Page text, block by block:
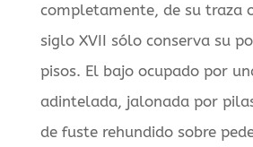
completamente, de su traza
siglo XVII sólo conserva su
pisos. El bajo ocupado por
adintelada, jalonada por
de fuste rehundido sobre